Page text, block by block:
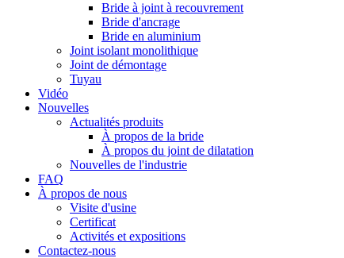
Bride à joint à recouvrement
Bride d'ancrage
Bride en aluminium
Joint isolant monolithique
Joint de démontage
Tuyau
Vidéo
Nouvelles
Actualités produits
À propos de la bride
À propos du joint de dilatation
Nouvelles de l'industrie
FAQ
À propos de nous
Visite d'usine
Certificat
Activités et expositions
Contactez-nous